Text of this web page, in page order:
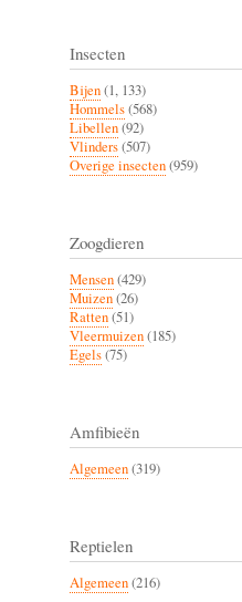
Insecten
Bijen(1, 133)
Hommels(568)
Libellen(92)
Vlinders(507)
Overige insecten(959)
Zoogdieren
Mensen(429)
Muizen(26)
Ratten(51)
Vleermuizen(185)
Egels(75)
Amfibieën
Algemeen(319)
Reptielen
Algemeen(216)